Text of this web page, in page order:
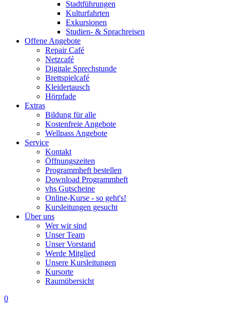
Stadtführungen
Kulturfahrten
Exkursionen
Studien- & Sprachreisen
Offene Angebote
Repair Café
Netzcafé
Digitale Sprechstunde
Brettspielcafé
Kleidertausch
Hörpfade
Extras
Bildung für alle
Kostenfreie Angebote
Wellpass Angebote
Service
Kontakt
Öffnungszeiten
Programmheft bestellen
Download Programmheft
vhs Gutscheine
Online-Kurse - so geht's!
Kursleitungen gesucht
Über uns
Wer wir sind
Unser Team
Unser Vorstand
Werde Mitglied
Unsere Kursleitungen
Kursorte
Raumübersicht
0